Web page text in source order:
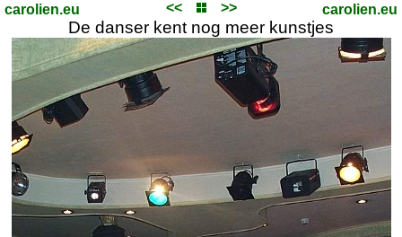
carolien.eu << >> carolien.eu
De danser kent nog meer kunstjes